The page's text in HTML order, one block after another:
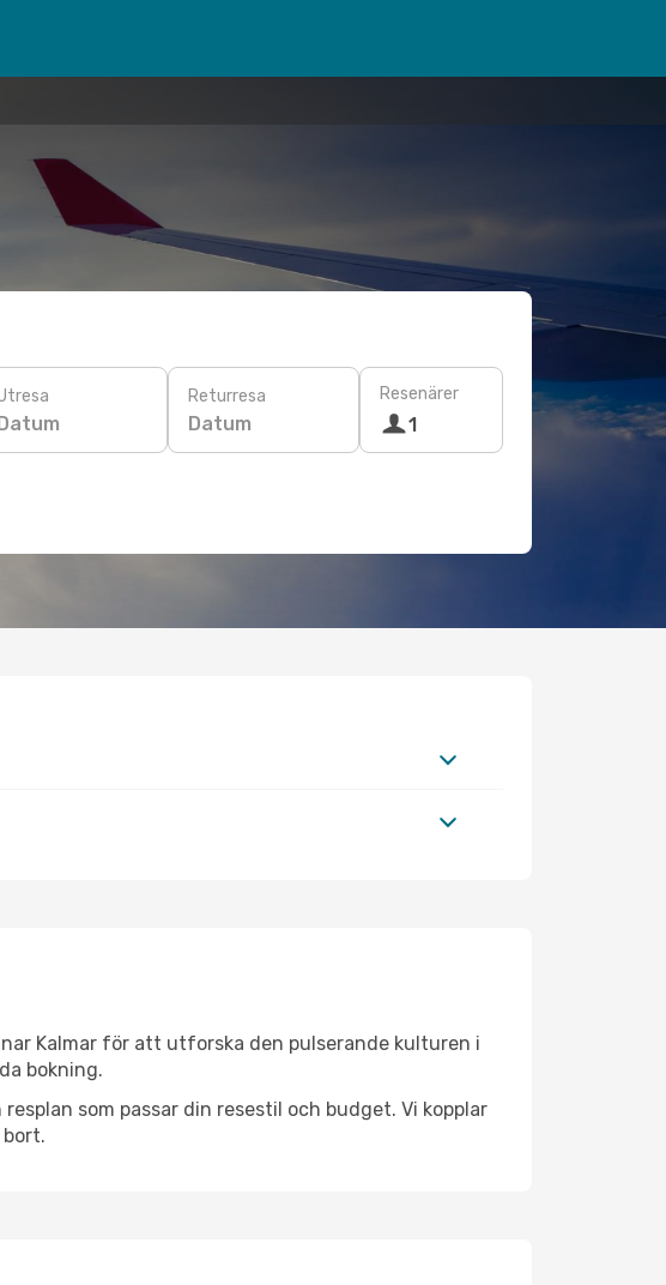
Returresa
Datum
Resenärer
1
Kalmar för att utforska den pulserande kulturen i
bokning.
som passar din resestil och budget. Vi kopplar